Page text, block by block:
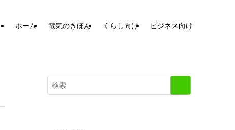
ホーム 電気のきほん くらし向け ビジネス向け